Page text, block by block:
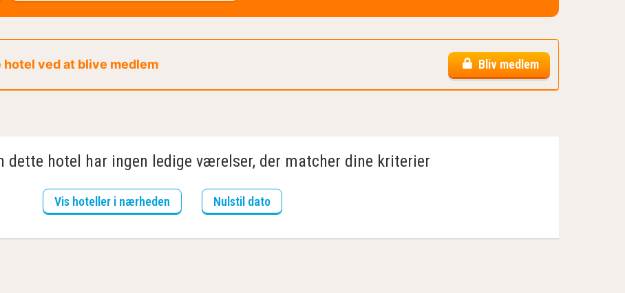
ved at blive medlem Bliv medlem
dette hotel har ingen ledige værelser, der matcher dine kriterier
Vis hoteller i nærheden Nulstil dato